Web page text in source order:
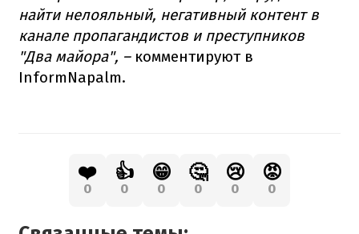
найти нелояльный, негативный контент в
канале пропагандистов и преступников
"Два майора", –комментируют в
InformNapalm.
❤️
0
👍
0
😁
0
🤔
0
😢
0
😡
0